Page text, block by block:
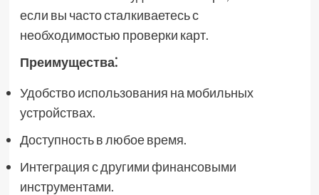
если вы часто сталкиваетесь с
необходимостью проверки карт.
Преимущества⁚
Удобство использования на мобильных
устройствах.
Доступность в любое время.
Интеграция с другими финансовыми
инструментами.